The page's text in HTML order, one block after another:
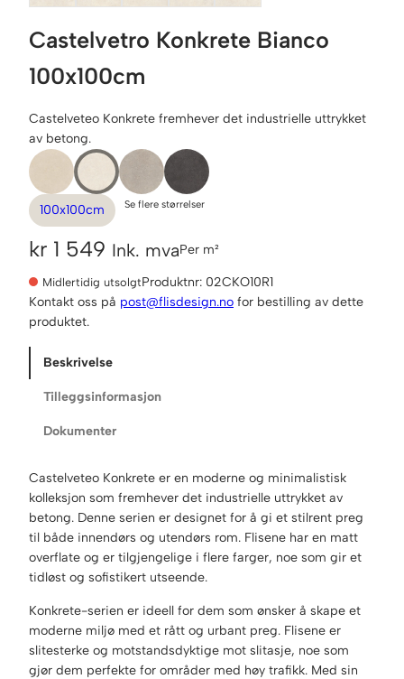
Castelvetro Konkrete Bianco
100x100cm
Castelveteo Konkrete fremhever det industrielle uttrykket
av betong.
100x100cm Se flere størrelser
kr 1 549 Ink. mvaPer m²
Midlertidig utsolgtProduktnr: 02CKO10R1
Kontakt oss på post@flisdesign.no for bestilling av dette
produktet.
Beskrivelse
Tilleggsinformasjon
Dokumenter
Castelveteo Konkrete er en moderne og minimalistisk
kolleksjon som fremhever det industrielle uttrykket av
betong. Denne serien er designet for å gi et stilrent preg
til både innendørs og utendørs rom. Flisene har en matt
overflate og er tilgjengelige i flere farger, noe som gir et
tidløst og sofistikert utseende.
Konkrete-serien er ideell for dem som ønsker å skape et
moderne miljø med et rått og urbant preg. Flisene er
slitesterke og motstandsdyktige mot slitasje, noe som
gjør dem perfekte for områder med høy trafikk. Med sin